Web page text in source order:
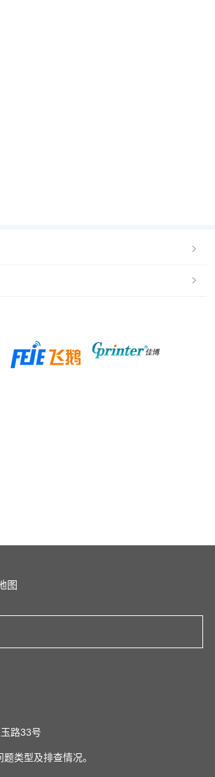
图
路33号
类型及排查情况。